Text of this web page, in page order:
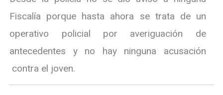
Fiscalía porque hasta ahora se trata de un
operativo policial por averiguación de
antecedentes y no hay ninguna acusación
contra el joven.